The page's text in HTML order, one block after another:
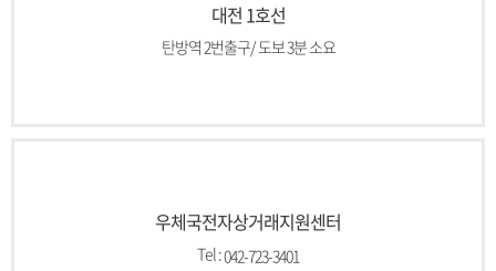
대전 1호선
탄방역 2번출구/ 도보 3분 소요
우체국전자상거래지원센터
Tel :042-723-3401